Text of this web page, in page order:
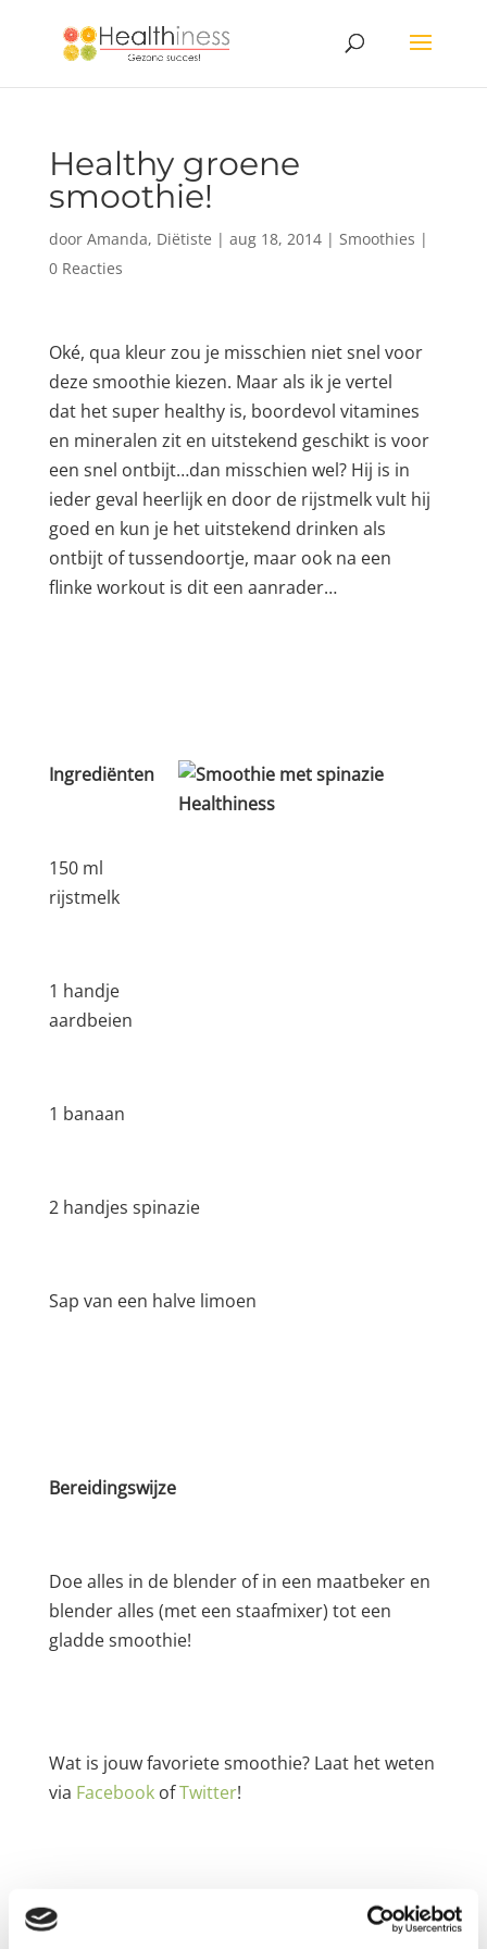
Healthy groene
smoothie!
door Amanda, Diëtiste | aug 18, 2014| Smoothies |
0 Reacties
Oké, qua kleur zou je misschien niet snel voor
deze smoothie kiezen. Maar als ik je vertel
dat het super healthy is, boordevol vitamines
en mineralen zit en uitstekend geschikt is voor
een snel ontbijt…dan misschien wel? Hij is in
ieder geval heerlijk en door de rijstmelk vult hij
goed en kun je het uitstekend drinken als
ontbijt of tussendoortje, maar ook na een
flinke workout is dit een aanrader…
Ingrediënten
150 ml
rijstmelk
1 handje
aardbeien
1 banaan
2 handjes spinazie
Sap van een halve limoen
Bereidingswijze
Doe alles in de blender of in een maatbeker en
blender alles (met een staafmixer) tot een
gladde smoothie!
Wat is jouw favoriete smoothie? Laat het weten
via FacebookofTwitter!
Reactie verzenden